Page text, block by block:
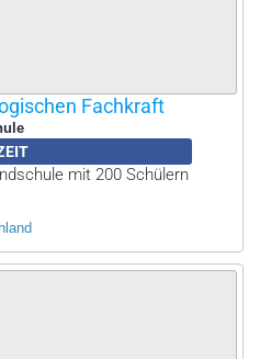
Fachkraft
mit 200 Schülern